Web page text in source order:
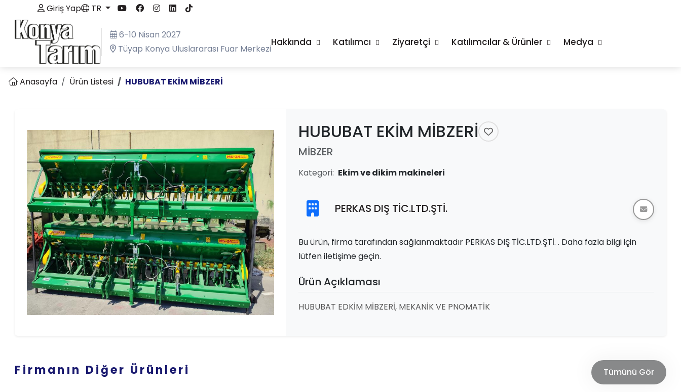
Giriş Yap TR
6-10 Nisan 2027
Tüyap Konya Uluslararası Fuar Merkezi
Hakkında Katılımcı Ziyaretçi Katılımcılar & Ürünler Medya
Anasayfa Ürün Listesi HUBUBAT EKİM MİBZERİ
HUBUBAT EKİM MİBZERİ
MİBZER
Kategori: Ekim ve dikim makineleri
PERKAS DIŞ TİC.LTD.ŞTİ.
Bu ürün, firma tarafından sağlanmaktadır PERKAS DIŞ TİC.LTD.ŞTİ. . Daha fazla bilgi için
lütfen iletişime geçin.
Ürün Açıklaması
HUBUBAT EDKİM MİBZERİ, MEKANİK VE PNOMATİK
Firmanın Diğer Ürünleri Tümünü Gör